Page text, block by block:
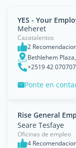
YES - Your
Meheret
Cazatalentos
2
Bethlehem
+2519 42 070707
Ponte en
Rise General
Seare Tesfaye
Oficinas de empleo
4